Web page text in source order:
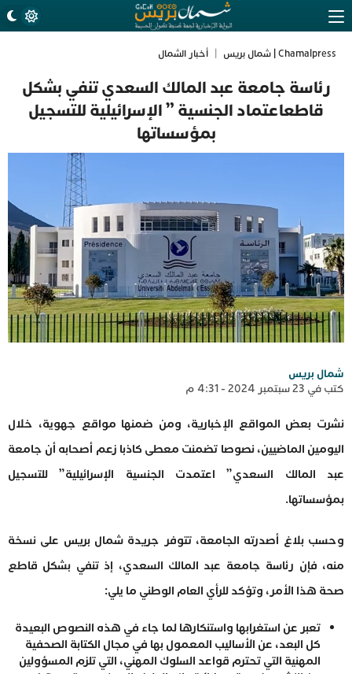
Chamalpress | شمال بريس أخبار الشمال
رئاسة جامعة عبد المالك السعدي تنفي بشكل
قاطعاعتماد الجنسية ” الإسرائيلية للتسجيل
بمؤسساتها
شمال بريس
كتب في 23 سبتمبر 2024 - 4:31 م
نشرت بعض المواقع الإخبارية، ومن ضمنها مواقع جهوية، خلال
اليومين الماضيين، نصوصا تضمنت معطى كاذبا زعم أصحابه أن جامعة
عبد المالك السعدي” اعتمدت الجنسية الإسرائيلية” للتسجيل
بمؤسساتها.
وحسب بلاغ أصدرته الجامعة، تتوفر جريدة شمال بريس على نسخة
منه، فإن رئاسة جامعة عبد المالك السعدي، إذ تنفي بشكل قاطع
صحة هذا الأمر، وتؤكد للرأي العام الوطني ما يلي:
تعبر عن استغرابها واستنكارها لما جاء في هذه النصوص البعيدة
كل البعد، عن الأساليب المعمول بها في مجال الكتابة الصحفية
المهنية التي تحترم قواعد السلوك المهني، التي تلزم المسؤولين